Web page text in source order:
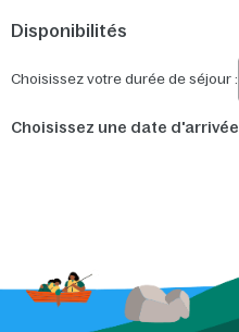
Disponibilités
Choisissez votre durée de séjour :
Choisissez une date d'arrivée